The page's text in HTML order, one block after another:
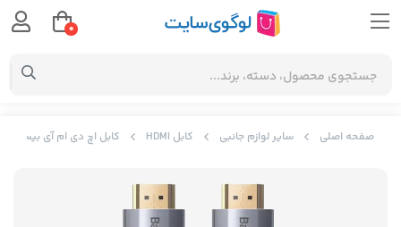
صفحه اصلی سایر لوازم جانبی کابل HDMI کابل اچ دی ام آی بیسوس Baseus Enjoyment Series 4KHD Male To 4KHD Male CAKSX-E0G به طول پنج متر
0